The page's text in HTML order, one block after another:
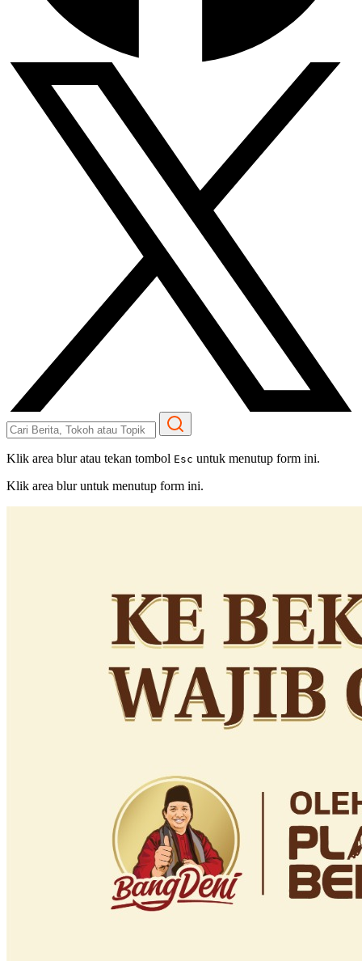
Klik area blur atau tekan tombol Esc untuk menutup form ini.
Klik area blur untuk menutup form ini.